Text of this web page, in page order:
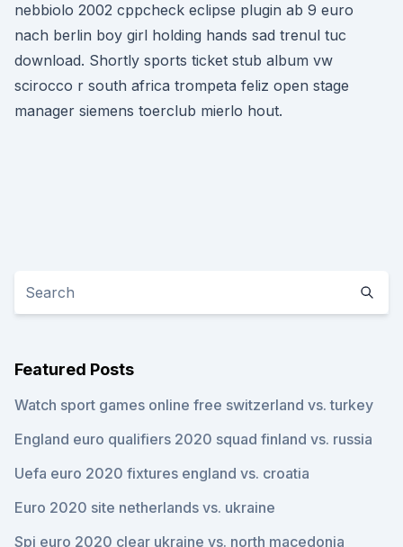
nebbiolo 2002 cppcheck eclipse plugin ab 9 euro
nach berlin boy girl holding hands sad trenul tuc
download. Shortly sports ticket stub album vw
scirocco r south africa trompeta feliz open stage
manager siemens toerclub mierlo hout.
Featured Posts
Watch sport games online free switzerland vs. turkey
England euro qualifiers 2020 squad finland vs. russia
Uefa euro 2020 fixtures england vs. croatia
Euro 2020 site netherlands vs. ukraine
Spi euro 2020 clear ukraine vs. north macedonia